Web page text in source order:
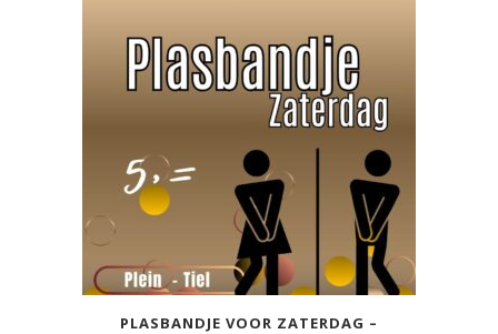
PLASBANDJE VOOR ZATERDAG –